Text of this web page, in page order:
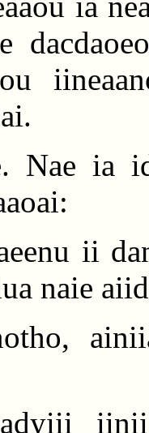
Nae ia
ii
naie